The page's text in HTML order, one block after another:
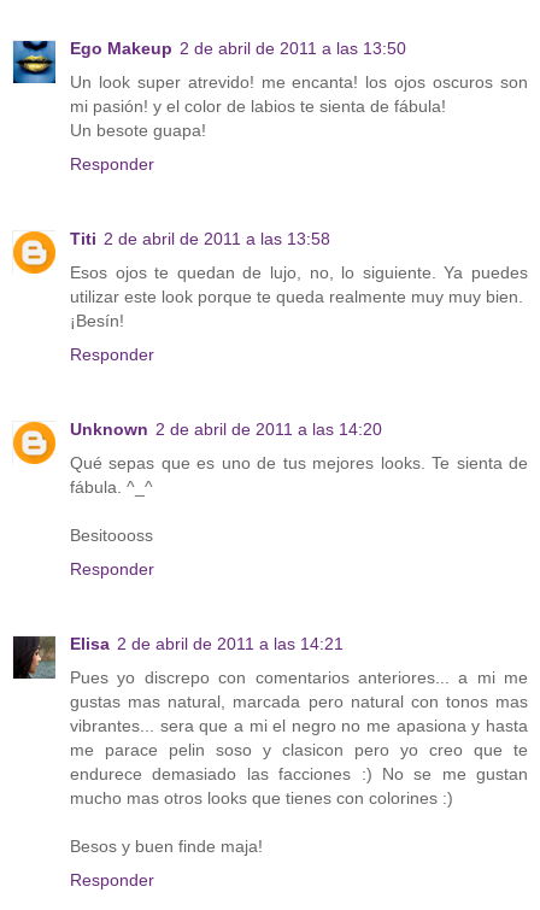
Ego Makeup 2 de abril de 2011 a las 13:50
Un look super atrevido! me encanta! los ojos oscuros son
mi pasión! y el color de labios te sienta de fábula!
Un besote guapa!
Responder
Titi 2 de abril de 2011 a las 13:58
Esos ojos te quedan de lujo, no, lo siguiente. Ya puedes
utilizar este look porque te queda realmente muy muy bien.
¡Besín!
Responder
Unknown 2 de abril de 2011 a las 14:20
Qué sepas que es uno de tus mejores looks. Te sienta de
fábula. ^_^
Besitoooss
Responder
Elisa 2 de abril de 2011 a las 14:21
Pues yo discrepo con comentarios anteriores... a mi me
gustas mas natural, marcada pero natural con tonos mas
vibrantes... sera que a mi el negro no me apasiona y hasta
me parace pelin soso y clasicon pero yo creo que te
endurece demasiado las facciones :) No se me gustan
mucho mas otros looks que tienes con colorines :)
Besos y buen finde maja!
Responder